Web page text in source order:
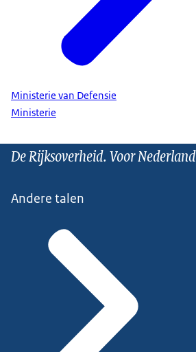
Ministerie van Defensie
Ministerie
De Rijksoverheid. Voor Nederland
Andere talen